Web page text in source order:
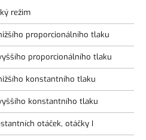
režim
proporcionálního tlaku
proporcionálního tlaku
konstantního tlaku
konstantního tlaku
otáček, otáčky I